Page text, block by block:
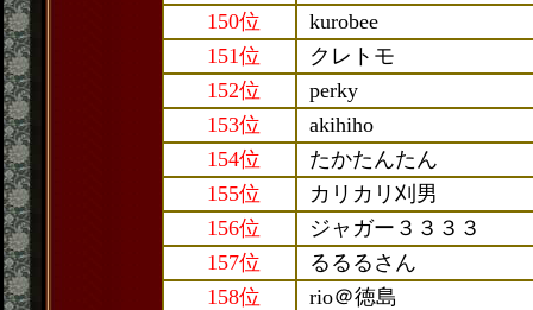
150位
kurobee
151位
クレトモ
152位
perky
153位
akihiho
154位
たかたんたん
155位
カリカリ刈男
156位
ジャガー３３３３
157位
るるるさん
158位
rio＠徳島